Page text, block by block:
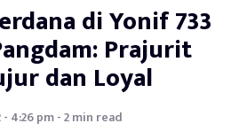
di Yonif 733
Prajurit
dan Loyal
4:26 pm - 2 min read